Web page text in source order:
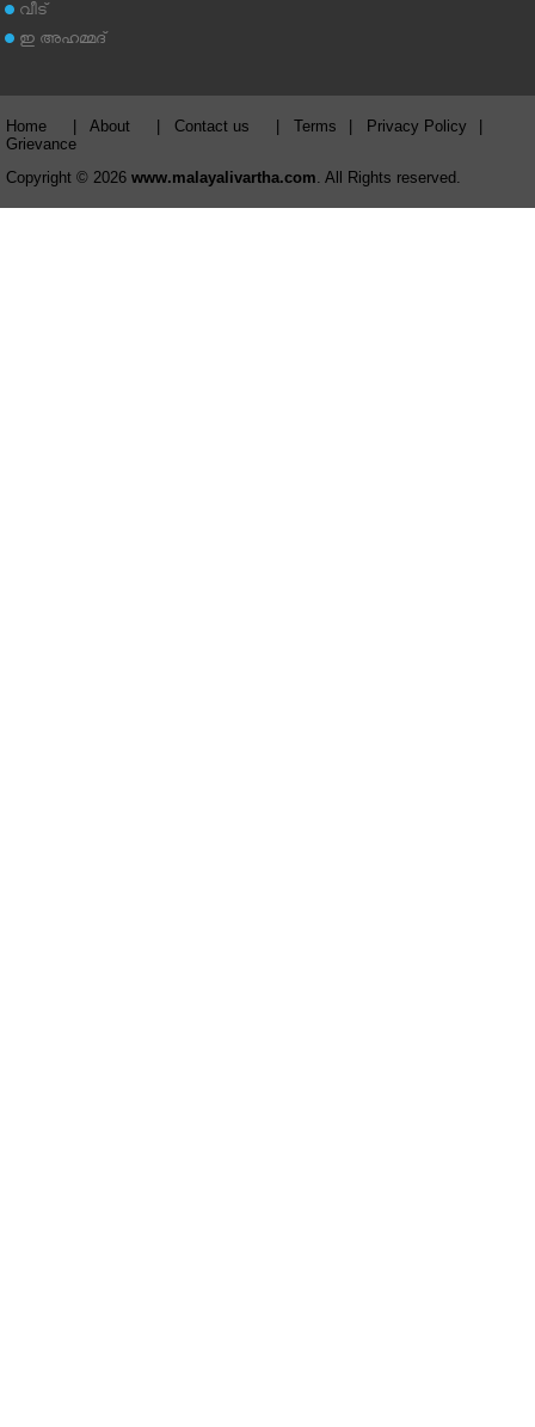
വീട്
ഇ അഹമ്മദ്‌
Home About Contact us Terms Privacy Policy
Grievance
Copyright © 2026 www.malayalivartha.com . All Rights reserved.